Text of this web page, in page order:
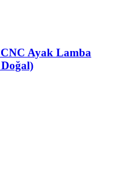
Ayak Lamba